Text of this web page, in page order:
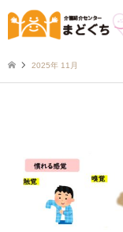
2025年 11月